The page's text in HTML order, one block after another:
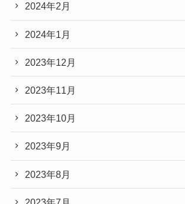
2024年2月
2024年1月
2023年12月
2023年11月
2023年10月
2023年9月
2023年8月